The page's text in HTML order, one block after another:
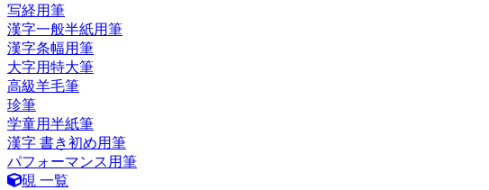
写経用筆
漢字一般半紙用筆
漢字条幅用筆
大字用特大筆
高級羊毛筆
珍筆
学童用半紙筆
漢字 書き初め用筆
パフォーマンス用筆
硯 一覧